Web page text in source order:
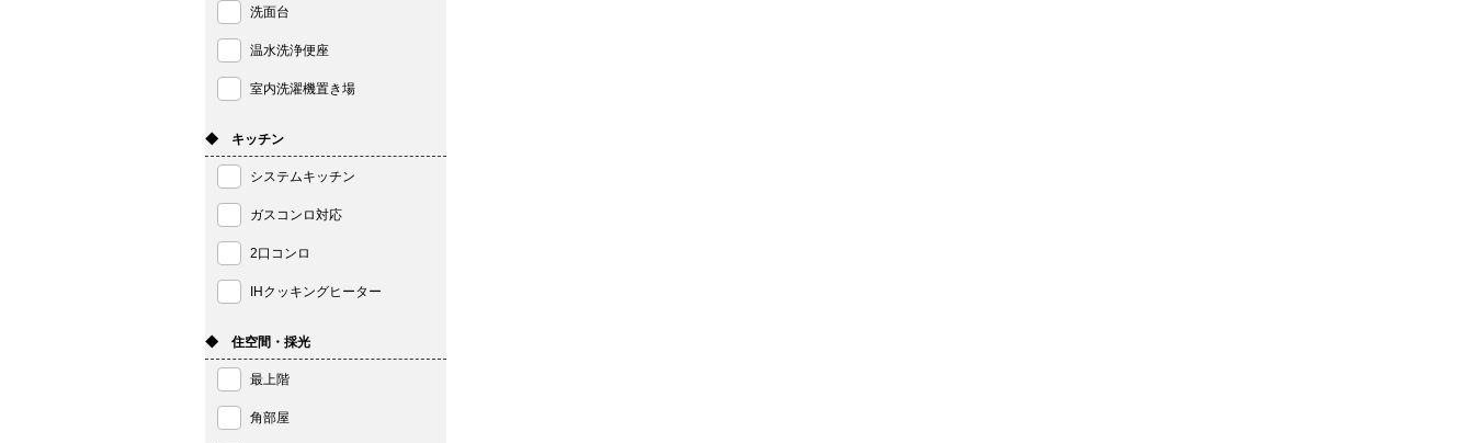
洗面台
温水洗浄便座
室内洗濯機置き場
◆ キッチン
システムキッチン
ガスコンロ対応
2口コンロ
IHクッキングヒーター
◆ 住空間・採光
最上階
角部屋